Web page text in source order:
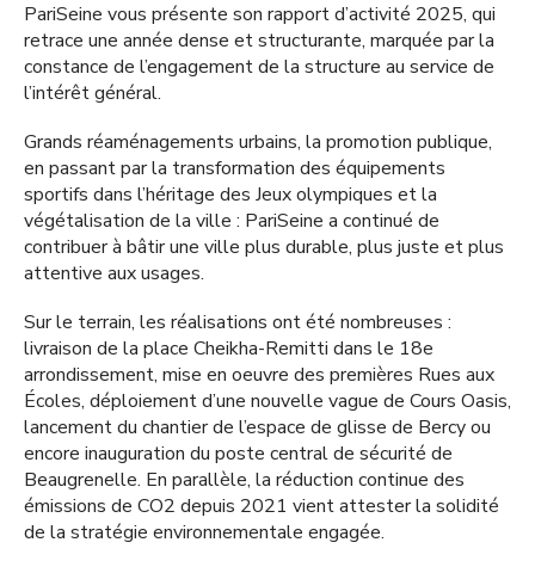
PariSeine vous présente son rapport d’activité 2025, qui
retrace une année dense et structurante, marquée par la
constance de l’engagement de la structure au service de
l’intérêt général.
Grands réaménagements urbains, la promotion publique,
en passant par la transformation des équipements
sportifs dans l’héritage des Jeux olympiques et la
végétalisation de la ville : PariSeine a continué de
contribuer à bâtir une ville plus durable, plus juste et plus
attentive aux usages.
Sur le terrain, les réalisations ont été nombreuses :
livraison de la place Cheikha-Remitti dans le 18e
arrondissement, mise en oeuvre des premières Rues aux
Écoles, déploiement d’une nouvelle vague de Cours Oasis,
lancement du chantier de l’espace de glisse de Bercy ou
encore inauguration du poste central de sécurité de
Beaugrenelle. En parallèle, la réduction continue des
émissions de CO2 depuis 2021 vient attester la solidité
de la stratégie environnementale engagée.